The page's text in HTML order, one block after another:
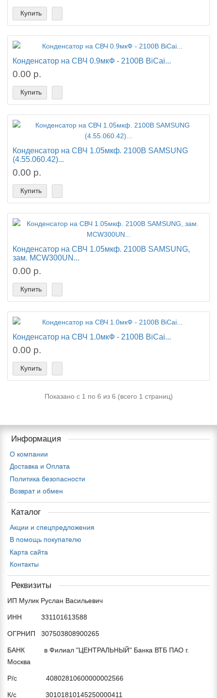
Купить
Конденсатор на СВЧ 0.9мкФ - 2100В BiCai...
0.00 р.
Купить
Конденсатор на СВЧ 1.05мкф. 2100В SAMSUNG
(4.55.060.42)...
0.00 р.
Купить
Конденсатор на СВЧ 1.05мкф. 2100В SAMSUNG,
зам. MCW300UN...
0.00 р.
Купить
Конденсатор на СВЧ 1.0мкФ - 2100В BiCai...
0.00 р.
Купить
Показано с 1 по 6 из 6 (всего 1 страниц)
Информация
О компании
Доставка и Оплата
Политика безопасности
Возврат и обмен
Каталог
Акции и спецпредложения
В помощь покупателю
Карта сайта
Контакты
Реквизиты
ИП Мулик Руслан Васильевич
ИНН 331101613588
ОГРНИП 307503808900265
БАНК в Филиал "ЦЕНТРАЛЬНЫЙ" Банка ВТБ ПАО г.
Москва
Р/с 40802810600000002566
К/с 30101810145250000411